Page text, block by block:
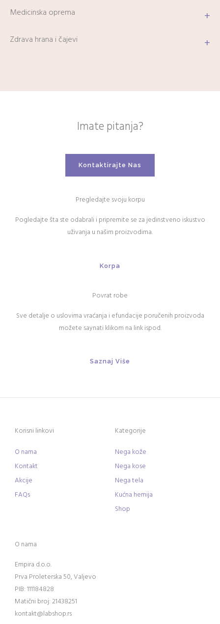
Medicinska oprema +
Zdrava hrana i čajevi +
Imate pitanja?
Kontaktirajte Nas
Pregledajte svoju korpu
Pogledajte šta ste odabrali i pripremite se za jedinstveno iskustvo
uživanja u našim proizvodima.
Korpa
Povrat robe
Sve detalje o uslovima vraćanja i efundacije poručenih proizvoda
možete saynati klikom na link ispod.
Saznaj Više
Korisni linkovi
O nama
Kontakt
Akcije
FAQs
Kategorije
Nega kože
Nega kose
Nega tela
Kućna hemija
Shop
O nama
Empira d.o.o.
Prva Proleterska 50, Valjevo
PIB: 111184828
Matični broj: 21438251
kontakt@labshop.rs